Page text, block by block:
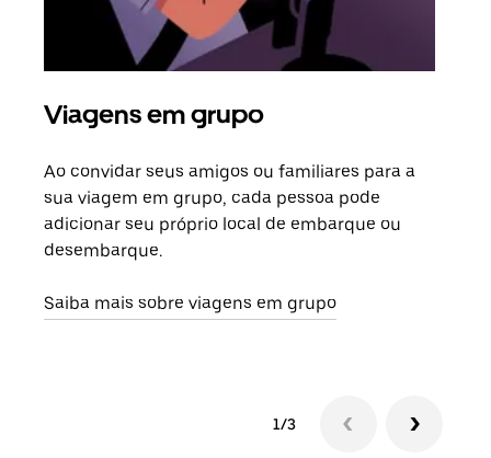
Viagens em grupo
Ao convidar seus amigos ou familiares para a
sua viagem em grupo, cada pessoa pode
adicionar seu próprio local de embarque ou
desembarque.
Saiba mais sobre viagens em grupo
1/3